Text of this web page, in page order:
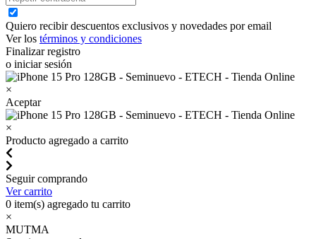
Quiero recibir descuentos exclusivos y novedades por email
Ver los términos y condiciones
Finalizar registro
o iniciar sesión
×
Aceptar
×
Producto agregado a carrito
Seguir comprando
Ver carrito
0 item(s) agregado tu carrito
×
MUTMA